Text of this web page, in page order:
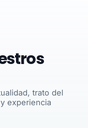
trato del
experiencia